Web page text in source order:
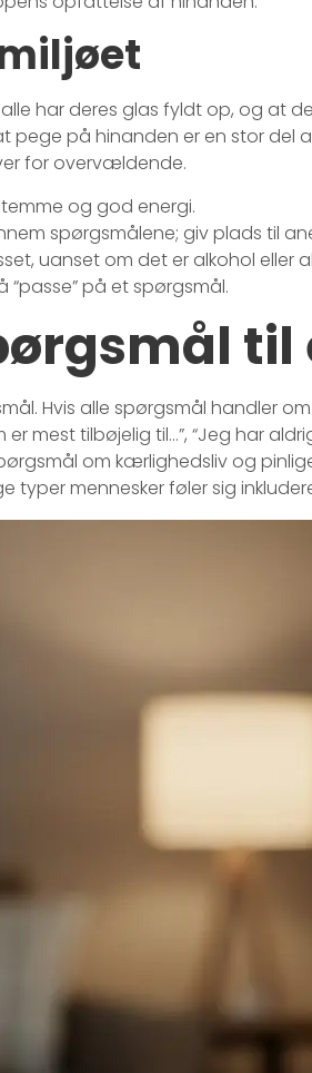
har deres glas fyldt op, og at
pege på hinanden er en stor
for overvældende.
og god energi.
spørgsmålene; giv plads til
uanset om det er alkohol eller
“passe” på et spørgsmål.
Hvis alle spørgsmål handler
mest tilbøjelig til…”, “Jeg har
om kærlighedsliv og
typer mennesker føler sig